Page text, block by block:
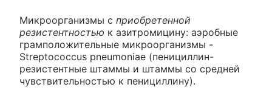
Микроорганизмы с приобретенной
резистентностью к азитромицину: аэробные
грамположительные микроорганизмы -
Streptococcus pneumoniae (пенициллин-
резистентные штаммы и штаммы со средней
чувствительностью к пенициллину).